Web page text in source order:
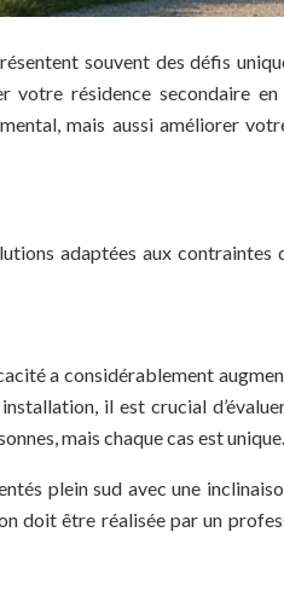
souvent des défis
votre résidence secondaire
mais aussi améliorer
adaptées aux
a considérablement
il est crucial
mais chaque cas est unique.
plein sud avec une
doit être réalisée par un